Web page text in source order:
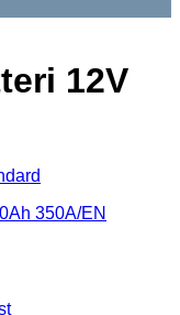
12V